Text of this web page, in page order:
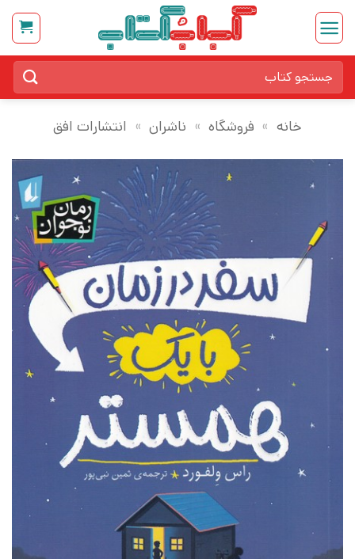
Skip
content
برای:
خانه » فروشگاه » ناشران » انتشارات افق